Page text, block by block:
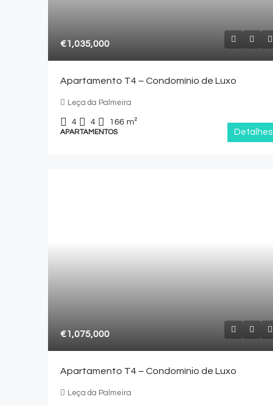
€1,035,000
Apartamento T4 – Condomínio de Luxo
Leça da Palmeira
4 4 166 m²
APARTAMENTOS Detalhes
€1,075,000
Apartamento T4 – Condomínio de Luxo
Leça da Palmeira